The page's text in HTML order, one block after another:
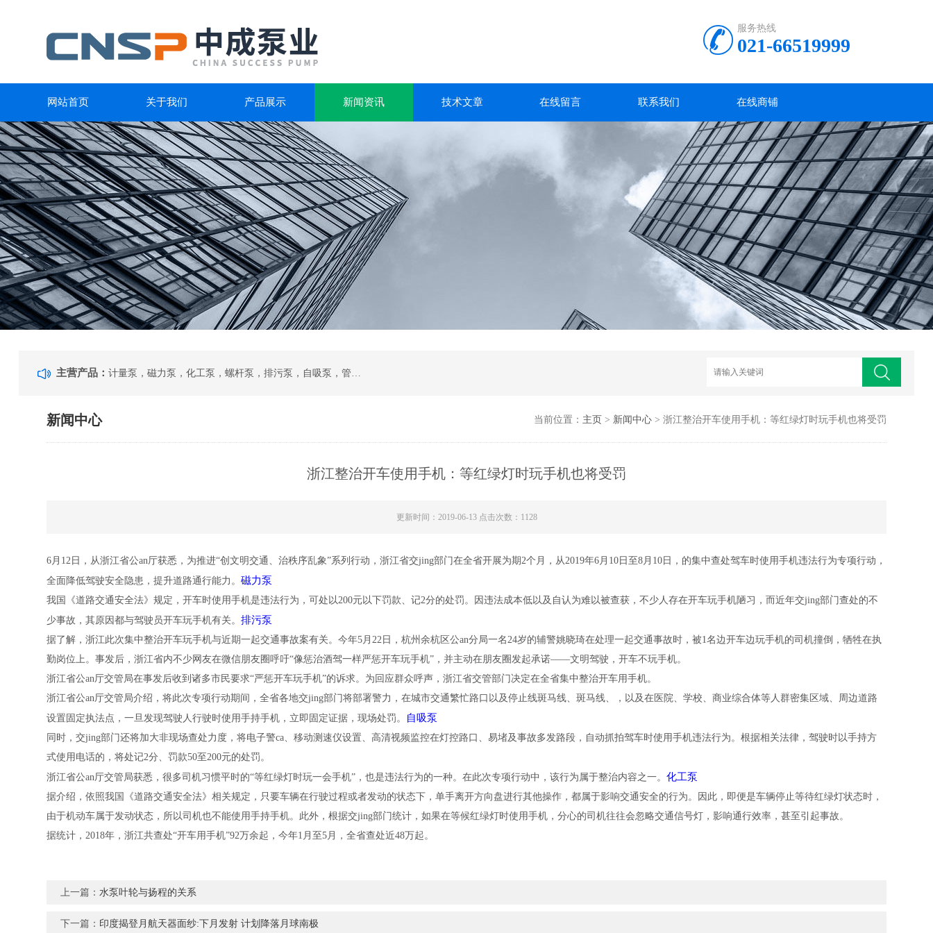
服务热线
021-66519999
网站首页 关于我们 产品展示 新闻资讯 技术文章 在线留言 联系我们 在线商铺
主营产品： 计量泵，磁力泵，化工泵，螺杆泵，排污泵，自吸泵，管道泵，多级泵，隔膜泵，齿轮油泵
新闻中心 当前位置： 主页 > 新闻中心> 浙江整治开车使用手机：等红绿灯时玩手机也将受罚
浙江整治开车使用手机：等红绿灯时玩手机也将受罚
更新时间：2019-06-13 点击次数：1128
6月12日，从浙江省公an厅获悉，为推进“创文明交通、治秩序乱象”系列行动，浙江省交jing部门在全省开展为期2个月， 从2019年6月10日至8月10日，的集中查处驾车时使用手机违法行为专项行动，
全面降低驾驶安全隐患，提升道路通行能力。磁力泵
我国《道路交通安全法》规定，开车时使用手机是违法行为，可处以200元以下罚款、记2分的处罚。因违法成本低以及自认为难以被查获，不少人存在开车玩手机陋习，而近年交jing部门查处的不
少事故，其原因都与驾驶员开车玩手机有关。排污泵
据了解，浙江此次集中整治开车玩手机与近期一起交通事故案有关。今年5月22日，杭州余杭区公an分局一名24岁的辅警姚晓琦在处理一起交通事故时，被1名边开车边玩手机的司机撞倒，牺牲在执
勤岗位上。事发后，浙江省内不少网友在微信朋友圈呼吁“像惩治酒驾一样严惩开车玩手机”，并主动在朋友圈发起承诺——文明驾驶，开车不玩手机。
浙江省公an厅交管局在事发后收到诸多市民要求“严惩开车玩手机”的诉求。为回应群众呼声，浙江省交管部门决定在全省集中整治开车用手机。
浙江省公an厅交管局介绍，将此次专项行动期间，全省各地交jing部门将部署警力，在城市交通繁忙路口以及停止线斑马线、斑马线、，以及在医院、学校、商业综合体等人群密集区域、周边道路
设置固定执法点，一旦发现驾驶人行驶时使用手持手机，立即固定证据，现场处罚。
自吸泵
同时，交jing部门还将加大非现场查处力度，将电子警ca、移动测速仪设置、高清视频监控在灯控路口、易堵及事故多发路段，自动抓拍驾车时使用手机违法行为。根据相关法律，驾驶时以手持方
式使用电话的，将处记2分、罚款50至200元的处罚。
浙江省公an厅交管局获悉，很多司机习惯平时的“等红绿灯时玩一会手机”，也是违法行为的一种。在此次专项行动中，该行为属于整治内容之一。化工泵
据介绍，依照我国《道路交通安全法》相关规定，只要车辆在行驶过程或者发动的状态下，单手离开方向盘进行其他操作，都属于影响交通安全的行为。因此，即便是车辆停止等待红绿灯状态时，
由于机动车属于发动状态，所以司机也不能使用手持手机。此外，根据交jing部门统计，如果在等候红绿灯时使用手机，分心的司机往往会忽略交通信号灯，影响通行效率，甚至引起事故。
据统计，2018年，浙江共查处“开车用手机”92万余起，今年1月至5月，全省查处近48万起。
上一篇：水泵叶轮与扬程的关系
下一篇： 印度揭登月航天器面纱:下月发射 计划降落月球南极